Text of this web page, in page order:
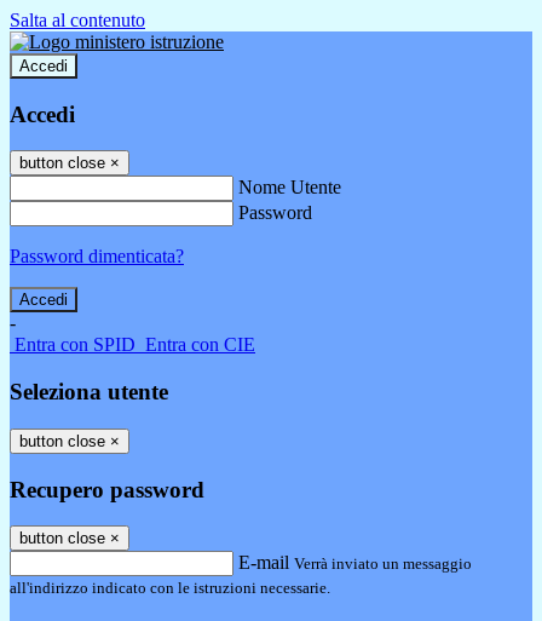
Salta al contenuto
Accedi
Accedi
button close ×
Nome Utente
Password
Password dimenticata?
-
Entra con SPID Entra con CIE
Seleziona utente
button close ×
Recupero password
button close ×
E-mail Verrà inviato un messaggio
all'indirizzo indicato con le istruzioni necessarie.